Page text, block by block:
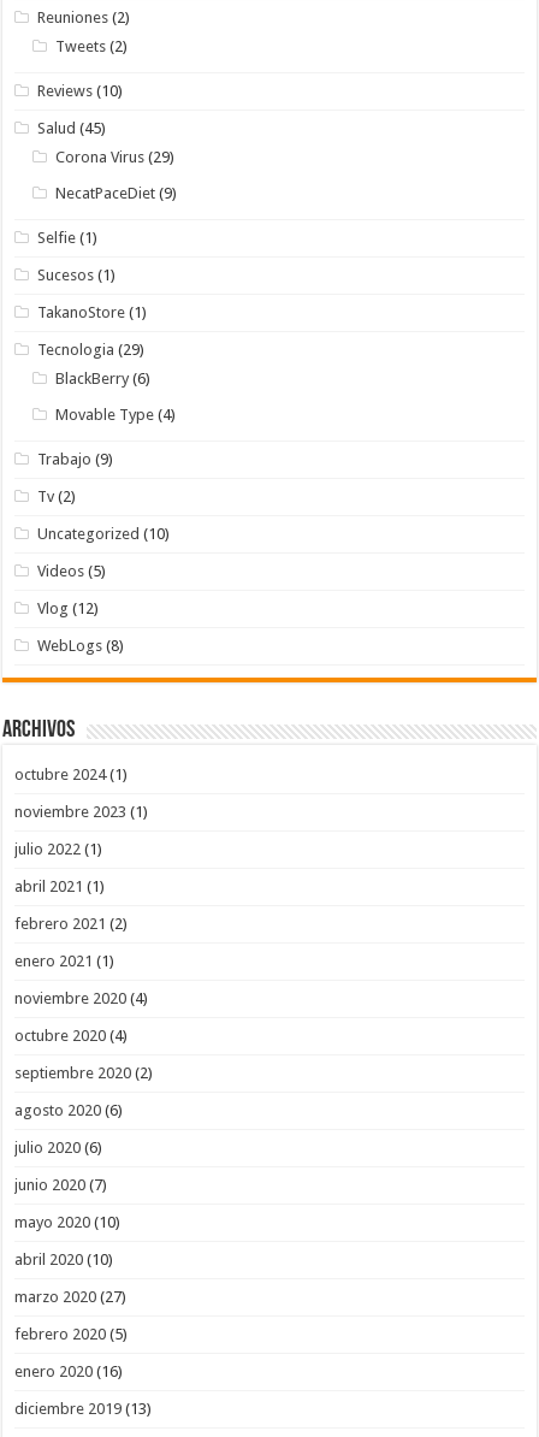
Reuniones (2)
Tweets (2)
Reviews (10)
Salud (45)
Corona Virus (29)
NecatPaceDiet (9)
Selfie (1)
Sucesos (1)
TakanoStore (1)
Tecnologia (29)
BlackBerry (6)
Movable Type (4)
Trabajo (9)
Tv (2)
Uncategorized (10)
Videos (5)
Vlog (12)
WebLogs (8)
Archivos
octubre 2024(1)
noviembre 2023 (1)
julio 2022 (1)
abril 2021 (1)
febrero 2021 (2)
enero 2021 (1)
noviembre 2020 (4)
octubre 2020 (4)
septiembre 2020 (2)
agosto 2020 (6)
julio 2020 (6)
junio 2020 (7)
mayo 2020 (10)
abril 2020 (10)
marzo 2020 (27)
febrero 2020 (5)
enero 2020 (16)
diciembre 2019 (13)